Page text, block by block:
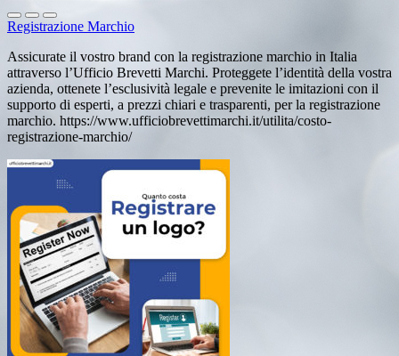
Registrazione Marchio
Assicurate il vostro brand con la registrazione marchio in Italia
attraverso l’Ufficio Brevetti Marchi. Proteggete l’identità della vostra
azienda, ottenete l’esclusività legale e prevenite le imitazioni con il
supporto di esperti, a prezzi chiari e trasparenti, per la registrazione
marchio. https://www.ufficiobrevettimarchi.it/utilita/costo-
registrazione-marchio/